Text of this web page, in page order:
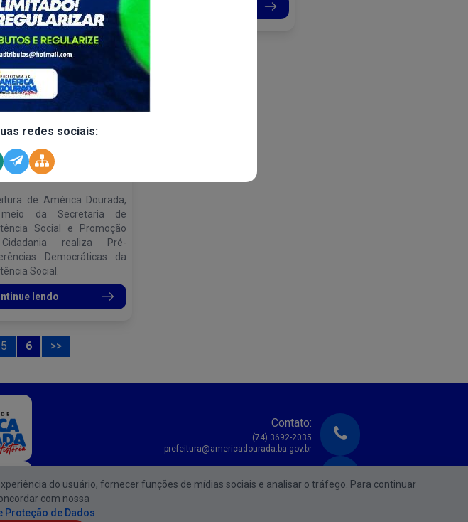
redes sociais:
lendo
de Assistência
Social.
de América Dourada,
da Secretaria de
Social e Promoção
realiza Pré-
Democráticas da
Social.
lendo
5 6 >>
Contato:
(74) 3692-2035
prefeitura@americadourada.ba.gov.br
Atendimento de Segunda à Sexta das 08:00h às 17:00h
do usuário, fornecer funções de mídias sociais e analisar o tráfego. Para continuar
com nossa
Proteção de Dados